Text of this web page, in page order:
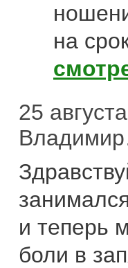
на
25
и теперь
боли в